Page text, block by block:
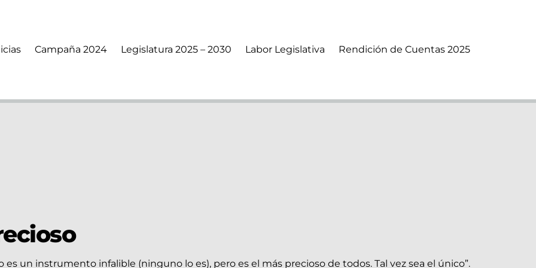
Campaña 2024 Legislatura 2025 – 2030 Labor Legislativa Rendición de Cuentas 2025
es un instrumento infalible (ninguno lo es), pero es el más precioso de todos. Tal vez sea el único”.